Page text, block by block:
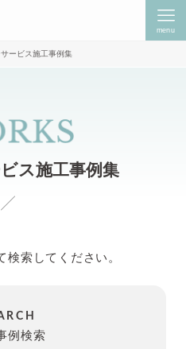
menu
ービス施工事例集
索してください。
例検索